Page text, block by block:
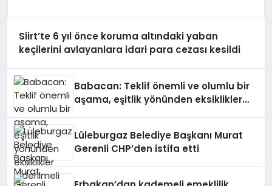
Siirt’te 6 yıl önce koruma altındaki yaban
keçilerini avlayanlara idari para cezası kesildi
Babacan: Teklif önemli ve olumlu bir
aşama, eşitlik yönünden eksiklikler
Lüleburgaz Belediye Başkanı Murat
Gerenli CHP’den istifa etti